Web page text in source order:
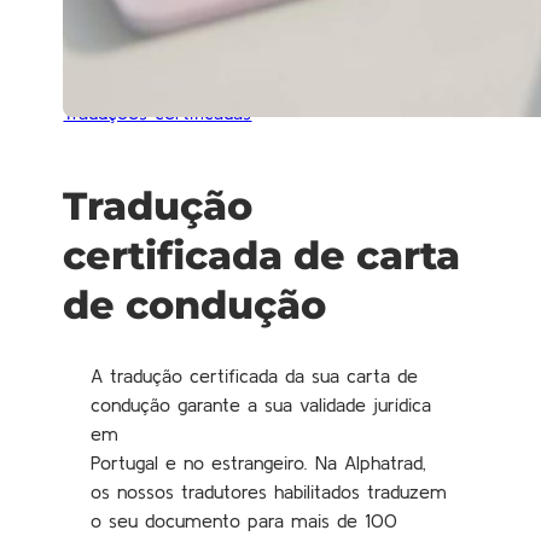
Traduções certificadas
Tradução
certificada de carta
de condução
A tradução certificada da sua carta de
condução garante a sua validade jurídica
em
Portugal e no estrangeiro. Na Alphatrad,
os nossos tradutores habilitados traduzem
o seu documento para mais de 100